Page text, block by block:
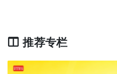
推荐专栏